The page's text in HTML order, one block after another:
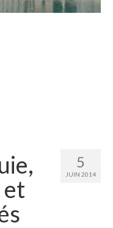
5
JUIN 2014
et